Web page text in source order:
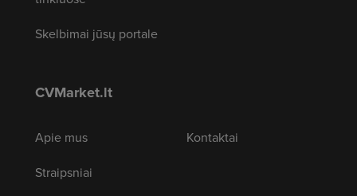
Skelbimai jūsų portale
CVMarket.lt
Apie mus
Straipsniai
Kontaktai